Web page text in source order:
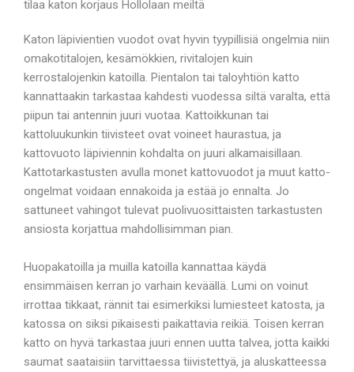
tilaa katon korjaus Hollolaan meiltä
Katon läpivientien vuodot ovat hyvin tyypillisiä ongelmia niin
omakotitalojen, kesämökkien, rivitalojen kuin
kerrostalojenkin katoilla. Pientalon tai taloyhtiön katto
kannattaakin tarkastaa kahdesti vuodessa siltä varalta, että
piipun tai antennin juuri vuotaa. Kattoikkunan tai
kattoluukunkin tiivisteet ovat voineet haurastua, ja
kattovuoto läpiviennin kohdalta on juuri alkamaisillaan.
Kattotarkastusten avulla monet kattovuodot ja muut katto-
ongelmat voidaan ennakoida ja estää jo ennalta. Jo
sattuneet vahingot tulevat puolivuosittaisten tarkastusten
ansiosta korjattua mahdollisimman pian.
Huopakatoilla ja muilla katoilla kannattaa käydä
ensimmäisen kerran jo varhain keväällä. Lumi on voinut
irrottaa tikkaat, rännit tai esimerkiksi lumiesteet katosta, ja
katossa on siksi pikaisesti paikattavia reikiä. Toisen kerran
katto on hyvä tarkastaa juuri ennen uutta talvea, jotta kaikki
saumat saataisiin tarvittaessa tiivistettyä, ja aluskatteessa